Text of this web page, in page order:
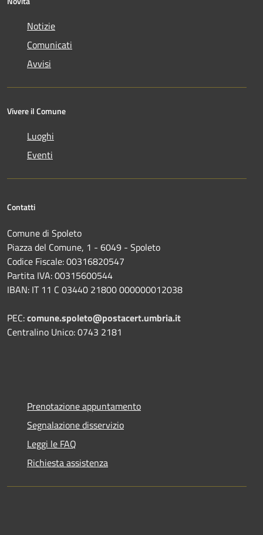
Notizie
Comunicati
Avvisi
Vivere il Comune
Luoghi
Eventi
Contatti
Comune di Spoleto
Piazza del Comune, 1 - 6049 - Spoleto
Codice Fiscale: 00316820547
Partita IVA: 00315600544
IBAN: IT 11 C 03440 21800 000000012038
PEC:comune.spoleto@postacert.umbria.it
Centralino Unico: 0743 2181
Prenotazione appuntamento
Segnalazione disservizio
Leggi le FAQ
Richiesta assistenza